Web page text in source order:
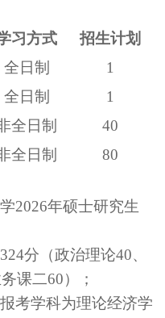
习方式
招生计划
全日制
1
全日制
1
全日制
40
全日制
80
2026年硕士研究生
324分（政治理论40、
课二60）；
考学科为理论经济学